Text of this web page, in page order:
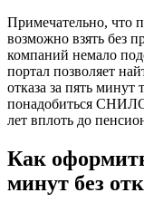
Примечательно, что
возможно взять без
компаний немало
портал позволяет
отказа за пять
понадобиться
лет вплоть до
Как
минут без